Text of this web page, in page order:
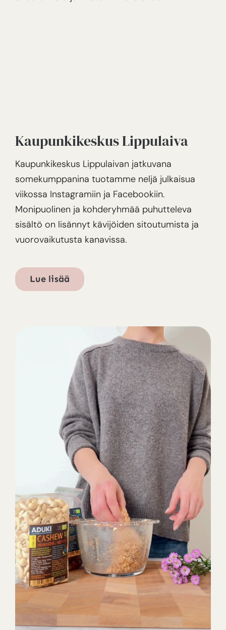
Kaupunkikeskus Lippulaiva
Kaupunkikeskus Lippulaivan jatkuvana
somekumppanina tuotamme neljä julkaisua
viikossa Instagramiin ja Facebookiin.
Monipuolinen ja kohderyhmää puhutteleva
sisältö on lisännyt kävijöiden sitoutumista ja
vuorovaikutusta kanavissa.
Lue lisää